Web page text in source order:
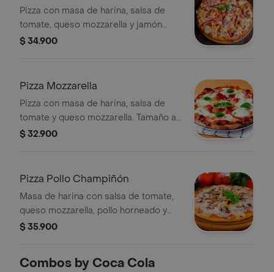
Pizza con masa de harina, salsa de
tomate, queso mozzarella y jamón
ahumado. Tamaño a elegir.
$ 34.900
Pizza Mozzarella
Pizza con masa de harina, salsa de
tomate y queso mozzarella. Tamaño a
elegir. Decorada con hojas de
$ 32.900
Pizza Pollo Champiñón
Masa de harina con salsa de tomate,
queso mozzarella, pollo horneado y
champiñón, tamaño a elegir.
$ 35.900
Combos by Coca Cola